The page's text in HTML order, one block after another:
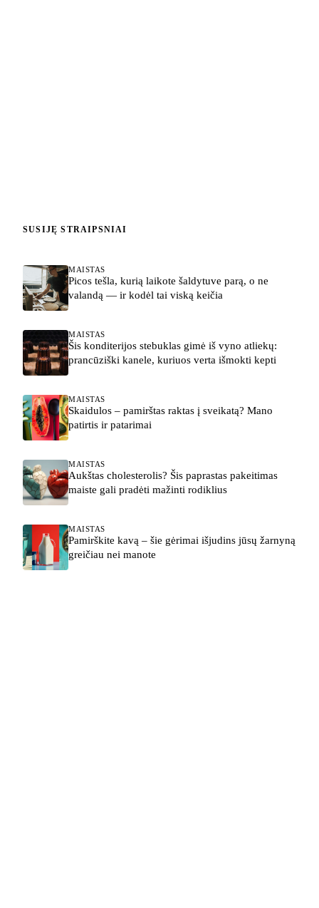
SUSIJĘ STRAIPSNIAI
MAISTAS
Picos tešla, kurią laikote šaldytuve parą, o ne
valandą — ir kodėl tai viską keičia
MAISTAS
Šis konditerijos stebuklas gimė iš vyno atliekų:
prancūziški kanele, kuriuos verta išmokti kepti
MAISTAS
Skaidulos – pamirštas raktas į sveikatą? Mano
patirtis ir patarimai
MAISTAS
Aukštas cholesterolis? Šis paprastas pakeitimas
maiste gali pradėti mažinti rodiklius
MAISTAS
Pamirškite kavą – šie gėrimai išjudins jūsų žarnyną
greičiau nei manote